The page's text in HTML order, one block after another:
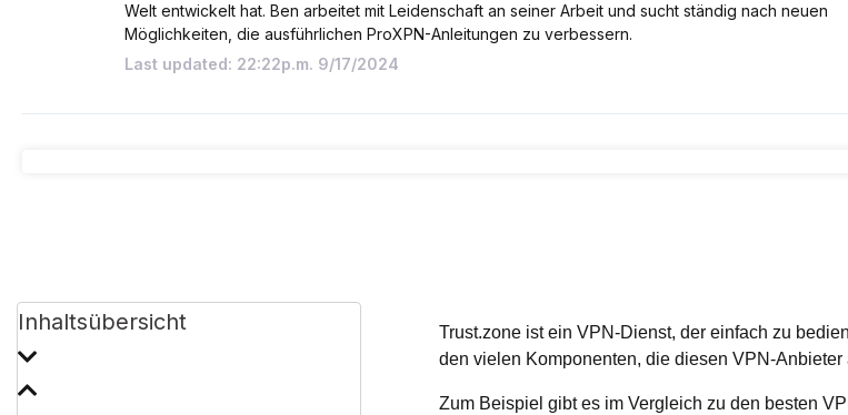
Welt entwickelt hat. Ben arbeitet mit Leidenschaft an seiner Arbeit und sucht ständig nach neuen
Möglichkeiten, die ausführlichen ProXPN-Anleitungen zu verbessern.
Last updated: 22:22p.m. 9/17/2024
Inhaltsübersicht
Trust.zone ist ein VPN-Dienst, der einfach zu
den vielen Komponenten, die diesen VPN-Anbieter
Zum Beispiel gibt es im Vergleich zu den besten